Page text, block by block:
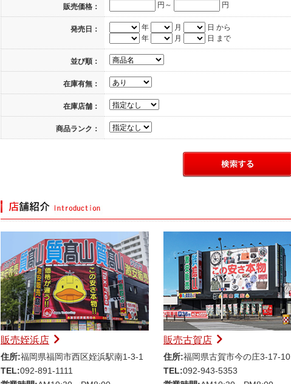
販売価格： 円～ 円
発売日： 年 月
日 から
年
月 日 まで
並び順：
在庫有無：
在庫店舗：
商品ランク：
販売姪浜店
住所:福岡県福岡市西区姪浜駅南1-3-1
TEL:092-891-1111
販売古賀店
住所:福岡県古賀市今の庄3-17-10
TEL:092-943-5353